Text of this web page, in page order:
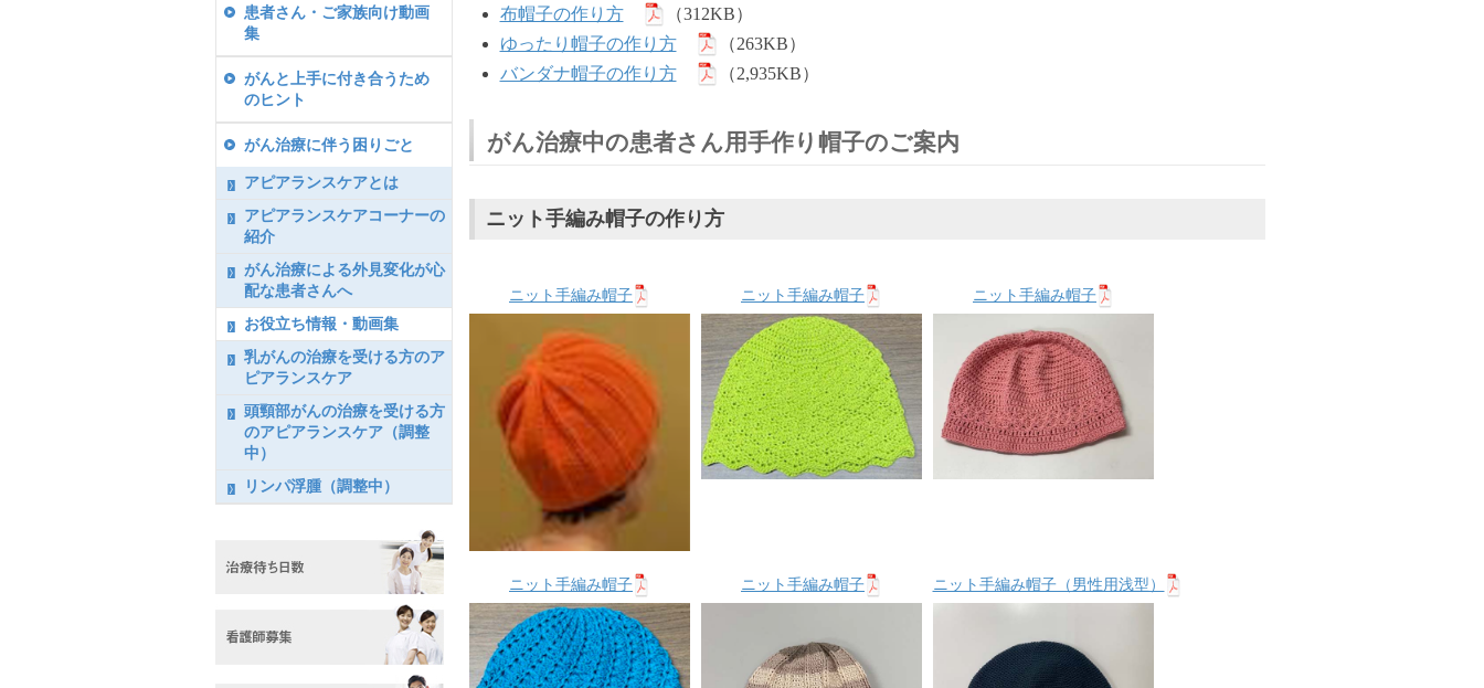
布帽子の作り方
（312KB）
ゆったり帽子の作り方
（263KB）
バンダナ帽子の作り方
（2,935KB）
がん治療中の患者さん用手作り帽子のご案内
ニット手編み帽子の作り方
ニット手編み帽子 ニット手編み帽子 ニット手編み帽子
ニット手編み帽子 ニット手編み帽子 ニット手編み帽子（男性用浅型）
患者さん・ご家族向け動画
集
がんと上手に付き合うため
のヒント
がん治療に伴う困りごと
アピアランスケアとは
アピアランスケアコーナーの
紹介
がん治療による外見変化が心
配な患者さんへ
お役立ち情報・動画集
乳がんの治療を受ける方のア
ピアランスケア
頭頸部がんの治療を受ける方
のアピアランスケア（調整
中）
リンパ浮腫（調整中）